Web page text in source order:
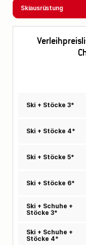
Skiausrüstung
Ski + Stöcke 3*
Ski + Stöcke 4*
Ski + Stöcke 5*
Ski + Stöcke 6*
Ski + Schuhe +
Stöcke 3*
Ski + Schuhe +
Stöcke 4*